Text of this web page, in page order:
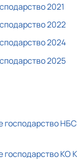
2021
2022
2024
2025
НБС
господарство КО К